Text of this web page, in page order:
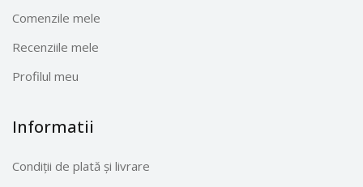
Comenzile mele
Recenziile mele
Profilul meu
Informatii
Condiții de plată și livrare